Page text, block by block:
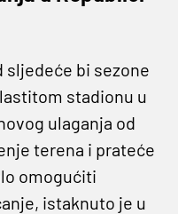
sljedeće bi sezone
stadionu u
ulaganja od
terena i prateće
omogućiti
istaknuto je u